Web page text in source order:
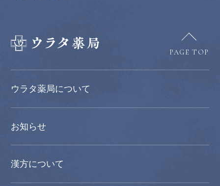
PAGE TOP
ウラタ薬局について
お知らせ
漢方について